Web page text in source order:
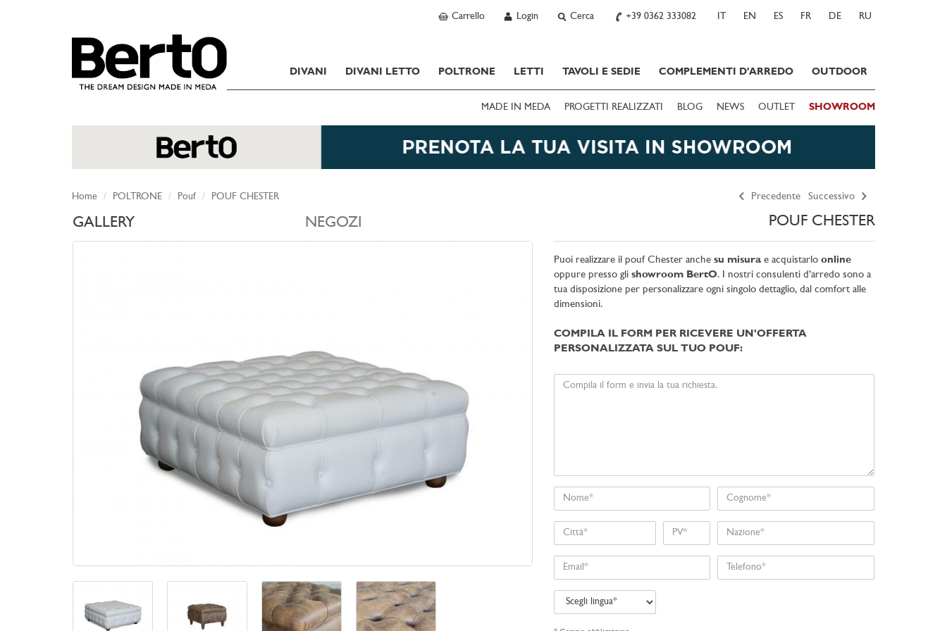
Carrello Login Cerca +39 0362 333082 IT EN ES FR DE RU
DIVANI DIVANI LETTO POLTRONE LETTI TAVOLI E SEDIE COMPLEMENTI D'ARREDO OUTDOOR
MADE IN MEDA PROGETTI REALIZZATI BLOG NEWS OUTLET SHOWROOM
Precedente Successivo
Home POLTRONE Pouf POUF CHESTER
POUF CHESTER
GALLERY NEGOZI
Puoi realizzare il pouf Chester anche su misurae acquistarlo online
oppure presso gli showroom BertO. I nostri consulenti d’arredo sono a
tua disposizione per personalizzare ogni singolo dettaglio, dal comfort alle
dimensioni.
COMPILA IL FORM PER RICEVERE UN'OFFERTA
PERSONALIZZATA SUL TUO POUF:
Nome Cognome
Città Nome Nazione
Email Telefono
Scegli
lingua